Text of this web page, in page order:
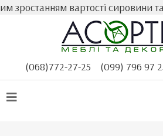
вартості сировини та
(068)772-27-25
(099) 796 97